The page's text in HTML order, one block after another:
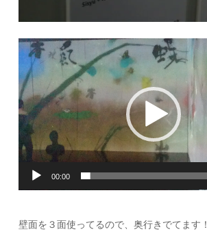
動
画
プ
レ
ー
ヤ
00:00
壁面を３面使ってるので、奥行きでてます！